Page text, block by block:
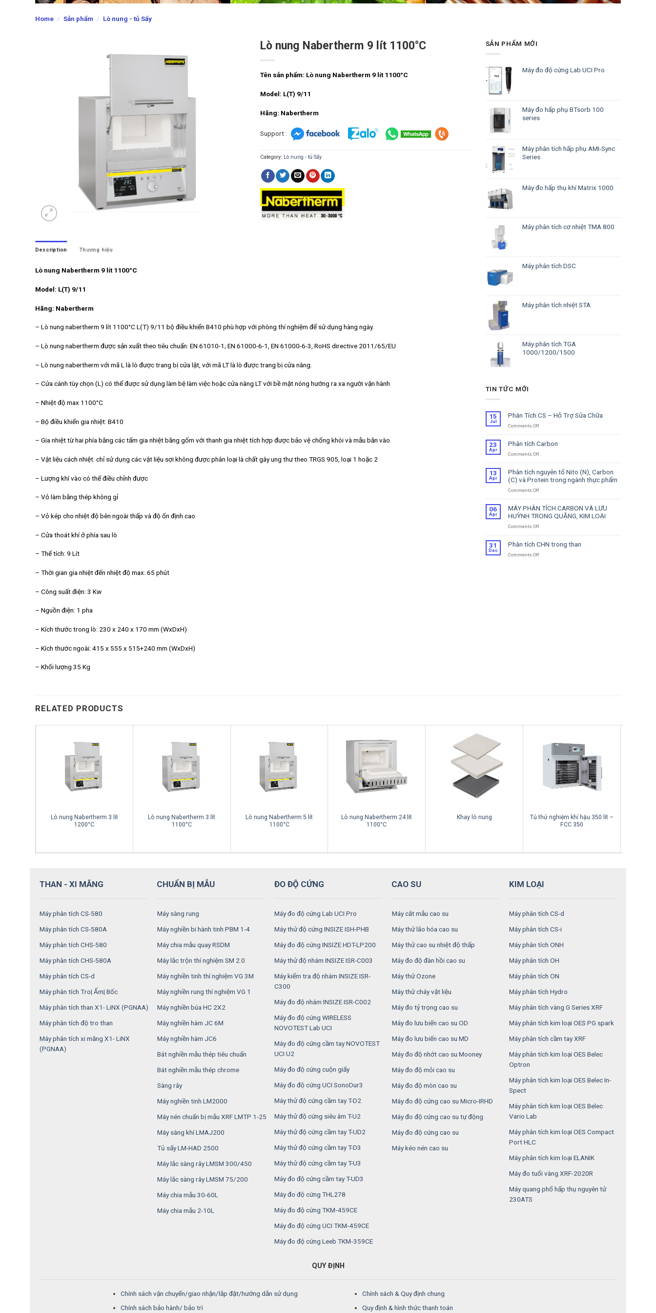
Home / Sản phẩm / Lò nung - tủ Sấy
Lò nung Nabertherm 9 lít 1100°C
Tên sản phẩm: Lò nung Nabertherm 9 lít 1100°C
Model: L(T) 9/11
Hãng: Nabertherm
Support :
Category: Lò nung - tủ Sấy
Description Thương hiệu
Lò nung Nabertherm 9 lít 1100°C
Model: L(T) 9/11
Hãng: Nabertherm
– Lò nung nabertherm 9 lít 1100°C L(T) 9/11 bộ điều khiển B410 phù hợp với phòng thí nghiệm để sử dụng hàng ngày.
– Lò nung nabertherm được sản xuất theo tiêu chuẩn: EN 61010-1; EN 61000-6-1, EN 61000-6-3, RoHS directive 2011/65/EU
– Lò nung nabertherm với mã L là lò được trang bị cửa lật, với mã LT là lò được trang bị cửa nâng.
– Cửa cánh tùy chọn (L) có thể được sử dụng làm bệ làm việc hoặc cửa nâng LT với bề mặt nóng hướng ra xa người vận hành
– Nhiệt độ max 1100°C
– Bộ điều khiển gia nhiệt: B410
– Gia nhiệt từ hai phía bằng các tấm gia nhiệt bằng gốm với thanh gia nhiệt tích hợp được bảo vệ chống khói và mẫu bắn vào.
– Vật liệu cách nhiệt: chỉ sử dụng các vật liệu sợi không được phân loại là chất gây ung thư theo TRGS 905, loại 1 hoặc 2
– Lượng khí vào có thể điều chỉnh được
– Vỏ làm bằng thép không gỉ
– Vỏ kép cho nhiệt độ bên ngoài thấp và độ ổn định cao
– Cửa thoát khí ở phía sau lò
– Thể tích: 9 Lít
– Thời gian gia nhiệt đến nhiệt độ max: 65 phút
– Công suất điện: 3 Kw
– Nguồn điện: 1 pha
– Kích thước trong lò: 230 x 240 x 170 mm (WxDxH)
– Kích thước ngoài: 415 x 555 x 515+240 mm (WxDxH)
– Khối lượng 35 Kg
SẢN PHẨM MỚI
Máy đo độ cứng Lab UCI Pro
Máy đo hấp phụ BTsorb 100
series
Máy phân tích hấp phụ AMI-Sync
Series
Máy đo hấp thụ khí Matrix 1000
Máy phân tích cơ nhiệt TMA 800
Máy phân tích DSC
Máy phân tích nhiệt STA
Máy phân tích TGA
1000/1200/1500
TIN TỨC MỚI
15
Jul
Phân Tích CS – Hỗ Trợ Sửa Chữa
Comments Offon
Tích
–
Trợ
Sửa
23
Apr
Phân tích Carbon
Comments Offon
Carbon
13
Apr
Phân tích nguyên tố Nito (N), Carbon
(C) và Protein trong ngành thực phẩm
Comments Offon
tích
tố
Nito
Carbon
06
Apr
MÁY PHÂN TÍCH CARBON VÀ LƯU
HUỲNH TRONG QUẶNG, KIM LOẠI
Comments Offon
PHÂN
CARBON
31
Dec
Phân tích CHN trong than
Comments Offon
RELATED PRODUCTS
Lò nung Nabertherm 3 lít
1200°C
Lò nung Nabertherm 3 lít
1100°C
Lò nung Nabertherm 5 lít
1100°C
Lò nung Nabertherm 24 lít
1100°C
Khay lò nung
Tủ thử nghiệm khí hậu 350 lít –
FCC 350
THAN - XI MĂNG
Máy phân tích CS-580
Máy phân tích CS-580A
Máy phân tích CHS-580
Máy phân tích CHS-580A
Máy phân tích CS-d
Máy phân tích Tro| Ẩm| Bốc
Máy phân tích than X1- LiNX (PGNAA)
Máy phân tích độ tro than
Máy phân tích xi măng X1- LiNX
(PGNAA)
CHUẨN BỊ MẪU
Máy sàng rung
Máy nghiền bi hành tinh PBM 1-4
Máy chia mẫu quay RSDM
Máy lắc trộn thí nghiệm SM 2.0
Máy nghiền tinh thí nghiệm VG 3M
Máy nghiền rung thí nghiệm VG 1
Máy nghiền búa HC 2X2
Máy nghiền hàm JC 6M
Máy nghiền hàm JC6
Bát nghiền mẫu thép tiêu chuẩn
Bát nghiền mẫu thép chrome
Sàng rây
Máy nghiền tinh LM2000
Máy nén chuẩn bị mẫu XRF LMTP 1-25
Máy sàng khí LMAJ200
Tủ sấy LM-HAD 2500
Máy lắc sàng rây LMSM 300/450
Máy lắc sàng rây LMSM 75/200
Máy chia mẫu 30-60L
Máy chia mẫu 2-10L
ĐO ĐỘ CỨNG
Máy đo độ cứng Lab UCI Pro
Máy thử độ cứng INSIZE ISH-PHB
Máy đo độ cứng INSIZE HDT-LP200
Máy thử độ nhám INSIZE ISR-C003
Máy kiểm tra độ nhám INSIZE ISR-
C300
Máy đo độ nhám INSIZE ISR-C002
Máy đo độ cứng WIRELESS
NOVOTEST Lab UCI
Máy đo độ cứng cầm tay NOVOTEST
UCI U2
Máy đo độ cứng cuộn giấy
Máy đo độ cứng UCI SonoDur3
Máy thử độ cứng cầm tay T-D2
Máy thử độ cứng siêu âm T-U2
Máy thử độ cứng cầm tay T-UD2
Máy thử độ cứng cầm tay T-D3
Máy thử độ cứng cầm tay T-U3
Máy đo độ cứng cầm tay T-UD3
Máy đo độ cứng THL278
Máy đo độ cứng TKM‑459CE
Máy đo độ cứng UCI TKM‑459CE
Máy đo độ cứng Leeb TKM‑359CE
CAO SU
Máy cắt mẫu cao su
Máy thử lão hóa cao su
Máy thử cao su nhiệt độ thấp
Máy đo độ đàn hồi cao su
Máy thử Ozone
Máy thử cháy vật liệu
Máy đo tỷ trọng cao su
Máy đo lưu biến cao su OD
Máy đo lưu biến cao su MD
Máy đo độ nhớt cao su Mooney
Máy đo độ mỏi cao su
Máy đo độ mòn cao su
Máy đo độ cứng cao su Micro-IRHD
Máy đo độ cứng cao su tự động
Máy đo độ cứng cao su
Máy kéo nén cao su
KIM LOẠI
Máy phân tích CS-d
Máy phân tích CS-i
Máy phân tích ONH
Máy phân tích OH
Máy phân tích ON
Máy phân tích Hydro
Máy phân tích vàng G Series XRF
Máy phân tích kim loại OES PG spark
Máy phân tích cầm tay XRF
Máy phân tích kim loại OES Belec
Optron
Máy phân tích kim loại OES Belec In-
Spect
Máy phân tích kim loại OES Belec
Vario Lab
Máy phân tích kim loại OES Compact
Port HLC
Máy phân tích kim loại ELANIK
Máy đo tuổi vàng XRF-2020R
Máy quang phổ hấp thụ nguyên tử
230ATS
QUY ĐỊNH
Chính sách vận chuyển/giao nhận/lắp đặt/hướng dẫn sử dụng
Chính sách bảo hành/ bảo trì
Chính sách & Quy định chung
Quy định & hình thức thanh toán